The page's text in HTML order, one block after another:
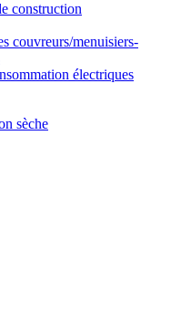
construction
couvreurs/menuisiers-
électriques
sèche